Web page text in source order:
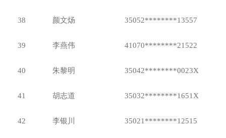
38 颜文炀 35052********13557
39 李燕伟 41070********21522
40 朱黎明 35042********0023X
41 胡志道 35032********1651X
42 李银川 35021********12515